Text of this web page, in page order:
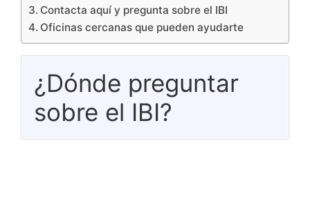
Contacta aquí y pregunta sobre el IBI
Oficinas cercanas que pueden ayudarte
¿Dónde preguntar
sobre el IBI?